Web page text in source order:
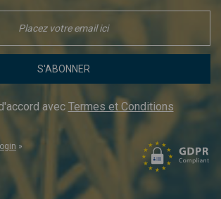
S'ABONNER
avec Termes et Conditions
»